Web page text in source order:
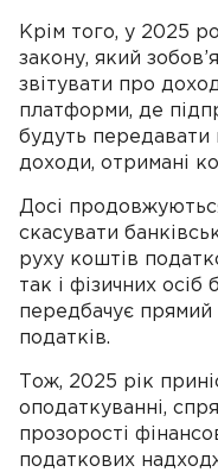
Крім того, у 2025
закону, який
звітувати про
платформи, де
будуть
доходи, отримані
Досі
скасувати
руху коштів
так і фізичних
передбачує
податків.
Тож, 2025 рік
оподаткуванні,
прозорості
податкових